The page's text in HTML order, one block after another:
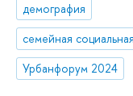
демография
семейная
Урбанфорум 2024